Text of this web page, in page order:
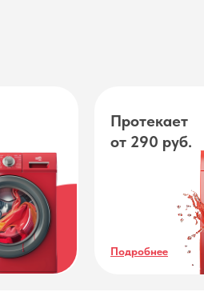
Протекает
от 290 руб.
Подробнее